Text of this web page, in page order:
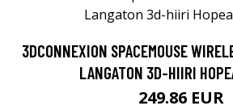
3DCONNEXION SPACEMOUSE
LANGATON 3D-HIIRI
249.86 EUR